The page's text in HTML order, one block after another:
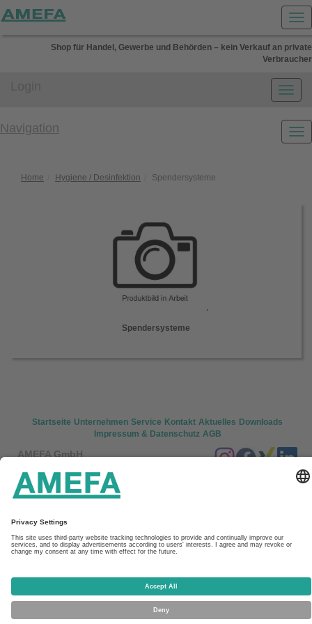
Shop für Handel, Gewerbe und Behörden – kein Verkauf an private
Verbraucher
Navigation
Home Hygiene / Desinfektion Spendersysteme
Spendersysteme
Startseite Unternehmen Service Kontakt Aktuelles Downloads
Impressum & Datenschutz AGB
AMEFA GmbH
65549 Limburg
Fax: +49 (0) 6431/7302 269
E-Mail: kontakt(at)amefa-med.com